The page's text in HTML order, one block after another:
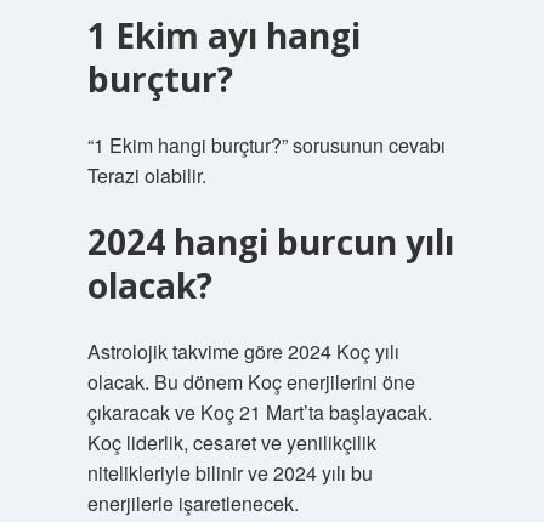
1 Ekim ayı hangi
burçtur?
“1 Ekim hangi burçtur?” sorusunun cevabı
Terazi olabilir.
2024 hangi burcun yılı
olacak?
Astrolojik takvime göre 2024 Koç yılı
olacak. Bu dönem Koç enerjilerini öne
çıkaracak ve Koç 21 Mart’ta başlayacak.
Koç liderlik, cesaret ve yenilikçilik
nitelikleriyle bilinir ve 2024 yılı bu
enerjilerle işaretlenecek.